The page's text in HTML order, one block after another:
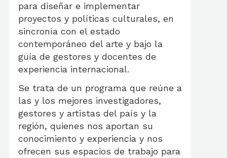
para diseñar e implementar
proyectos y políticas culturales, en
sincronía con el estado
contemporáneo del arte y bajo la
guía de gestores y docentes de
experiencia internacional.
Se trata de un programa que reúne a
las y los mejores investigadores,
gestores y artistas del país y la
región, quienes nos aportan su
conocimiento y experiencia y nos
ofrecen sus espacios de trabajo para